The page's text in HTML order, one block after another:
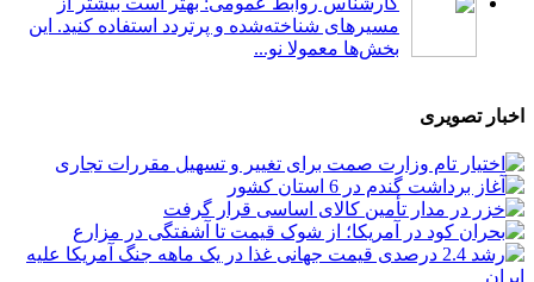
مسیرهای شناخته‌شده و پرتردد استفاده کنید. این
بخش‌ها معمولا نو...
اخبار تصویری